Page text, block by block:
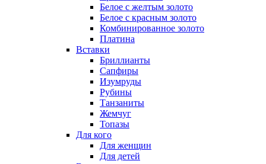
Белое с желтым золото
Белое с красным золото
Комбинированное золото
Платина
Вставки
Бриллианты
Сапфиры
Изумруды
Рубины
Танзаниты
Жемчуг
Топазы
Для кого
Для женщин
Для детей